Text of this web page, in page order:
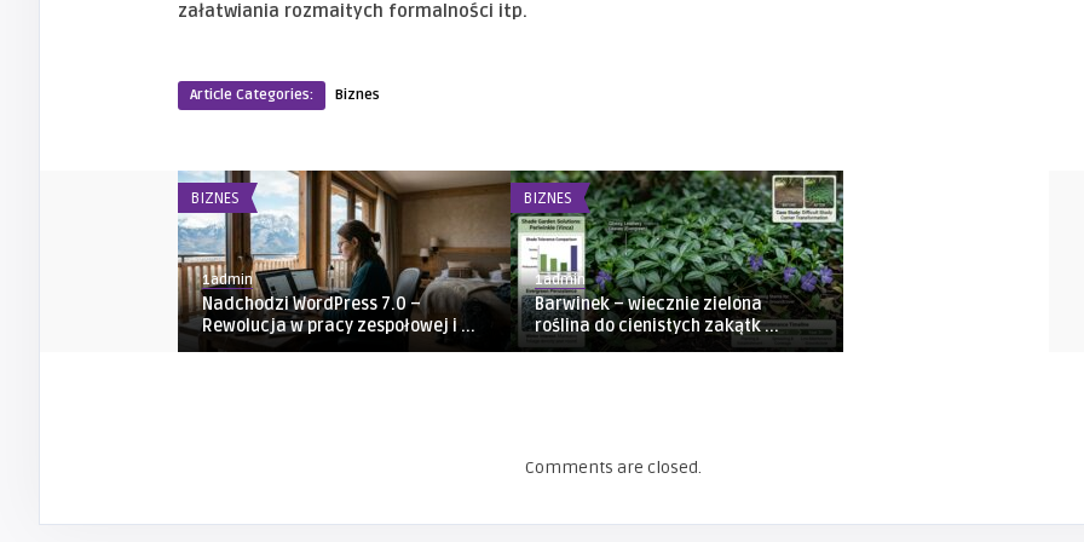
załatwiania rozmaitych formalności itp.
Article Categories: Biznes
BIZNES
1admin
Nadchodzi WordPress 7.0 –
Rewolucja w pracy zespołowej i ...
BIZNES
1admin
Barwinek – wiecznie zielona
roślina do cienistych zakątk ...
Comments are closed.